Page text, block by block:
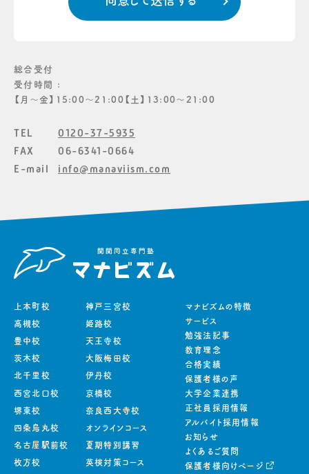
総合受付
受付時間 :
【月〜金】15:00〜21:00【土】13:00〜21:00
TEL
0120-37-5935
FAX
06-6341-0664
E-mail
info@manaviism.com
上本町校
高槻校
豊中校
茨木校
北千里校
西宮北口校
堺東校
四条烏丸校
名古屋駅前校
枚方校
神戸三宮校
姫路校
天王寺校
大阪梅田校
伊丹校
京橋校
奈良西大寺校
オンラインコース
夏期特別講習
英検対策コース
マナビズムの特徴
サービス
勉強法記事
教育理念
合格実績
保護者様の声
大学企業連携
正社員採用情報
アルバイト採用情報
お知らせ
よくあるご質問
保護者様向けページ